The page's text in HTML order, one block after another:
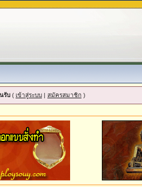
รับ ( เข้าสู่ระบบ | สมัครสมาชิก )